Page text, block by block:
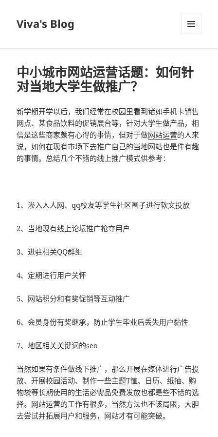
Viva's Blog
中小城市网站运营话题：如何针
对当地大学生做推广？
新学期开学以后，我们经常在校园里看到诸如手机卡销售
网点、某食品饮料的促销展台等，针对大学生做产品，相
信是这些商家颇有心得的事情，但对于做网站运营的人来
说，如何在现有市场下去推广自己的当地网站也是件有趣
的事情。总结几个不错的线上推广模式供参考：
1、渗入人人网、qq校友等学生社区圈子进行软文投放
2、当地现有线上论坛推广抢夺用户
3、进驻相关QQ群组
4、定期进行用户关怀
5、网站积分和有奖促销等互动推广
6、会员身份有奖继承，防止学生毕业后丢失用户黏性
7、地区相关关键词的seo
当然如果有条件做线下推广，那么开展在媒体进行广告投
放、开展校园活动、制作一些主题T恤、日历、纸抽、购
物袋等长期使用的生活必需品免费发放也都是些不错的选
择。网站运营的工作有很多，当然方法也不该局限，大胆
去尝试并拓展用户和服务，网站才有可能突破。